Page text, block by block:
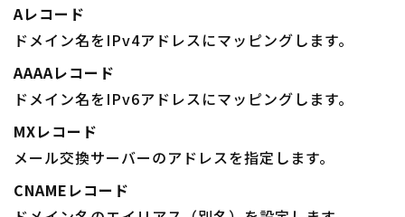
Aレコード
ドメイン名をIPv4アドレスにマッピングします。
AAAAレコード
ドメイン名をIPv6アドレスにマッピングします。
MXレコード
メール交換サーバーのアドレスを指定します。
CNAMEレコード